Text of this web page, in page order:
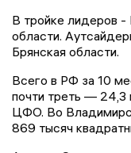
В тройке лидеров -
области.
Брянская области.
Всего в РФ за 10
почти треть — 24,3
ЦФО. Во
869 тысяч